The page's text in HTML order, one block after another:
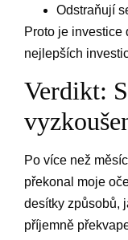
Odstraňují
Proto je investice
nejlepších
Verdikt:
Po více než
překonal moje
desítky způsobů,
příjemně